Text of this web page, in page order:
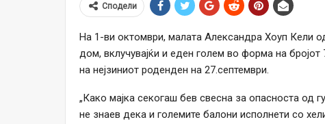
Сподели
На 1-ви октомври, малата Александра Хоуп Кели
дом, вклучувајќи и еден голем во форма на
на нејзиниот роденден на 27.септември.
„Како мајка секогаш бев свесна за опасноста од
не знаев дека и големите балони исполнети со